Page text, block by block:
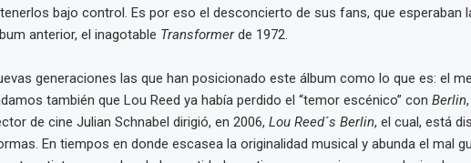
bajo control. Es por eso el desconcierto de sus fans, que esperaban
anterior, el inagotable Transformerde 1972.
generaciones las que han posicionado este álbum como lo que es: el
también que Lou Reed ya había perdido el “temor escénico” con Berlin
de cine Julian Schnabel dirigió, en 2006, Lou Reed´s Berlin, el cual, está
En tiempos en donde escasea la originalidad musical y abunda el mal